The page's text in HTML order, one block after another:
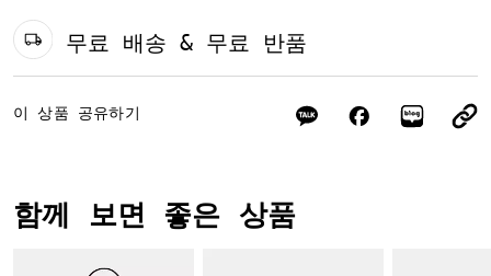
무료 배송 & 무료 반품
이 상품 공유하기
함께 보면 좋은 상품